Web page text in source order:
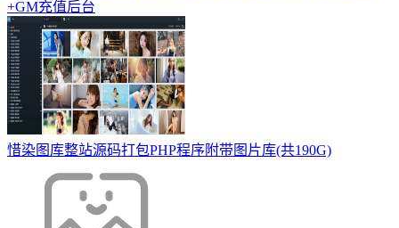
+GM充值后台
惜染图库整站源码打包PHP程序附带图片库(共190G)